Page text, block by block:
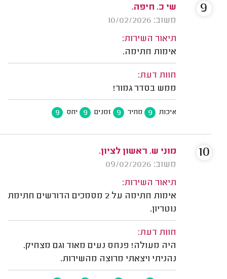
שי כ. חיפה.
משוב: 10/02/2026
תיאור השירות:
אימות חתימה.
חוות דעת:
ממש בסדר גמור!
איכות 9 מחיר 9 זמנים 9 יחס 9
9
מוני ש. ראשון לציון.
משוב: 09/02/2026
תיאור השירות:
אימות חתימה על 2 מסמכים הדורשים חתימת
נוטריון.
חוות דעת:
היה מעולה! פנחס נעים מאוד וגם מצחיק.
נהניתי ויצאתי מרוצה מהשירות.
10